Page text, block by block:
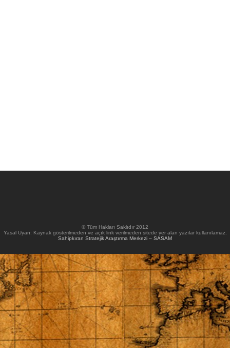
© Tüm Hakları Saklıdır 2012
Yasal Uyarı: Kaynak gösterilmeden ve açık link verilmeden sitede yer alan yazılar kullanılamaz.
Sahipkıran Stratejik Araştırma Merkezi – SASAM